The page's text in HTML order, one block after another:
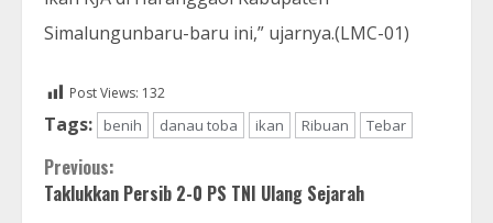
Simalungunbaru-baru ini,” ujarnya.(LMC-01)
Post Views: 132
Tags: benih danau toba ikan Ribuan Tebar
Continue
Previous:
Taklukkan Persib 2-0 PS TNI Ulang Sejarah